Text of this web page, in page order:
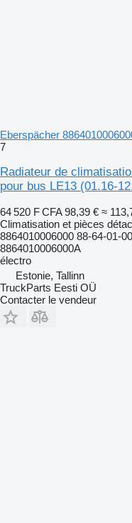
Eberspächer
7
Radiateur de
pour bus LE13 (01.16-
64 520 F CFA 98,39 € ≈
Climatisation et pièces
8864010006000 88-64-01-
8864010006000A
électro
Estonie, Tallinn
TruckParts Eesti OÜ
Contacter le vendeur